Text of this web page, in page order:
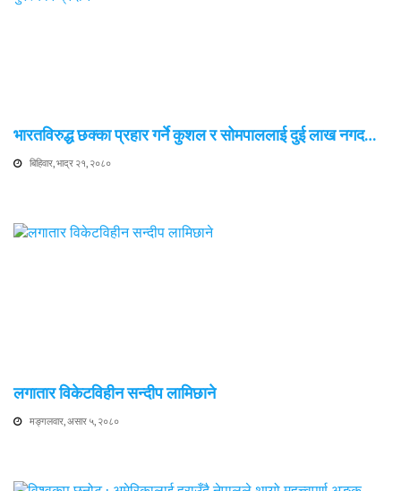
भारतविरुद्ध छक्का प्रहार गर्ने कुशल र सोमपाललाई दुई लाख नगद…
बिहिवार, भाद्र २१, २०८०
लगातार विकेटविहीन सन्दीप लामिछाने
मङ्गलवार, असार ५, २०८०